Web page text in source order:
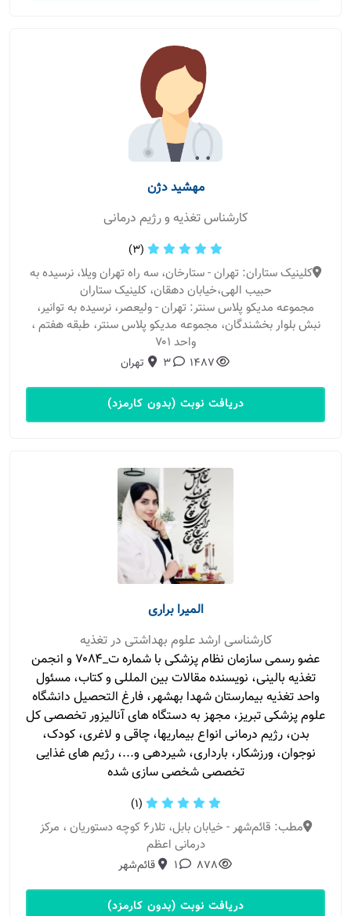
مهشید دژن
کارشناس تغذیه و رژیم درمانی
(3)
کلینیک ستاران: تهران - ستارخان، سه راه تهران ویلا، نرسیده به
حبیب الهی،خیابان دهقان، کلینیک ستاران
مجموعه مدیکو پلاس سنتر: تهران - ولیعصر، نرسیده به توانیر،
نبش بلوار بخشندگان، مجموعه مدیکو پلاس سنتر، طبقه هفتم ،
واحد ۷۰۱
1487
3 تهران
دریافت نوبت (بدون کارمزد)
المیرا براری
کارشناسی ارشد علوم بهداشتی در تغذیه
عضو رسمی سازمان نظام پزشکی با شماره ت_۷۰۸۴ و انجمن
تغذیه بالینی، نویسنده مقالات بین المللی و کتاب، مسئول
واحد تغذیه بیمارستان شهدا بهشهر، فارغ التحصیل دانشگاه
علوم پزشکی تبریز، مجهز به دستگاه های آنالیزور تخصصی کل
بدن، رژیم درمانی انواع بیماریها، چاقی و لاغری، کودک،
نوجوان، ورزشکار، بارداری، شیردهی و...، رژیم های غذایی
تخصصی شخصی سازی شده
(1)
مطب: قائم‌شهر - خیابان بابل، تلار۶ کوچه دستوریان ، مرکز
درمانی اعظم
878
1 قائم‌شهر
دریافت نوبت (بدون کارمزد)